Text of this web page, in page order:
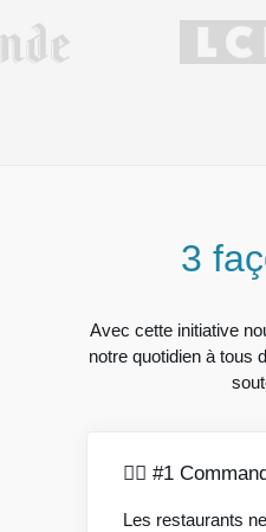
3
Avec cette initiative
notre quotidien à tous
🚴‍♂️ #1
Les restaurants